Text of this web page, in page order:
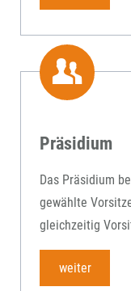
Präsidium
Das Präsidium
gewählte
gleichzeitig
weiter